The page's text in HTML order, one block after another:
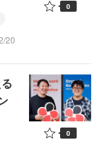
20
0
0